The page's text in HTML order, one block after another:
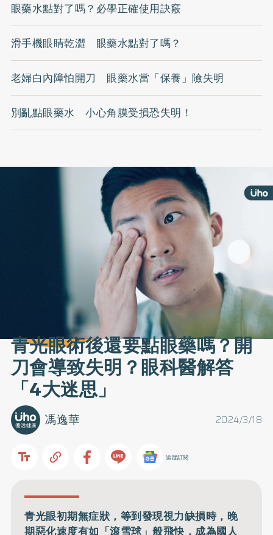
眼藥水點對了嗎？必學正確使用訣竅
滑手機眼睛乾澀 眼藥水點對了嗎？
老婦白內障怕開刀 眼藥水當「保養」險失明
別亂點眼藥水 小心角膜受損恐失明！
青光眼術後還要點眼藥嗎？開
刀會導致失明？眼科醫解答
「4大迷思」
2024/3/18
馮逸華
追蹤訂閱
青光眼初期無症狀，等到發現視力缺損時，晚
期惡化速度有如「滾雪球」般飛快，成為國人